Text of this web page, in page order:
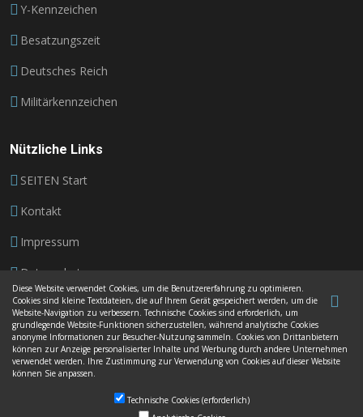
Y-Kennzeichen
Besatzungszeit
Deutsches Reich
Militärkennzeichen
Nützliche Links
SEITEN Start
Kontakt
Impressum
Datenschutz
AGB
© UrheberrechteAutoschilder Besigheim
vorbehalten2026.
Diese Website verwendet Cookies, um die Benutzererfahrung zu optimieren.
Cookies sind kleine Textdateien, die auf Ihrem Gerät gespeichert werden, um die
Website-Navigation zu verbessern. Technische Cookies sind erforderlich, um
grundlegende Website-Funktionen sicherzustellen, während analytische Cookies
anonyme Informationen zur Besucher-Nutzung sammeln. Cookies von Drittanbietern
können zur Anzeige personalisierter Inhalte und Werbung durch andere Unternehmen
verwendet werden. Ihre Zustimmung zur Verwendung von Cookies auf dieser Website
können Sie anpassen.
Technische Cookies (erforderlich)